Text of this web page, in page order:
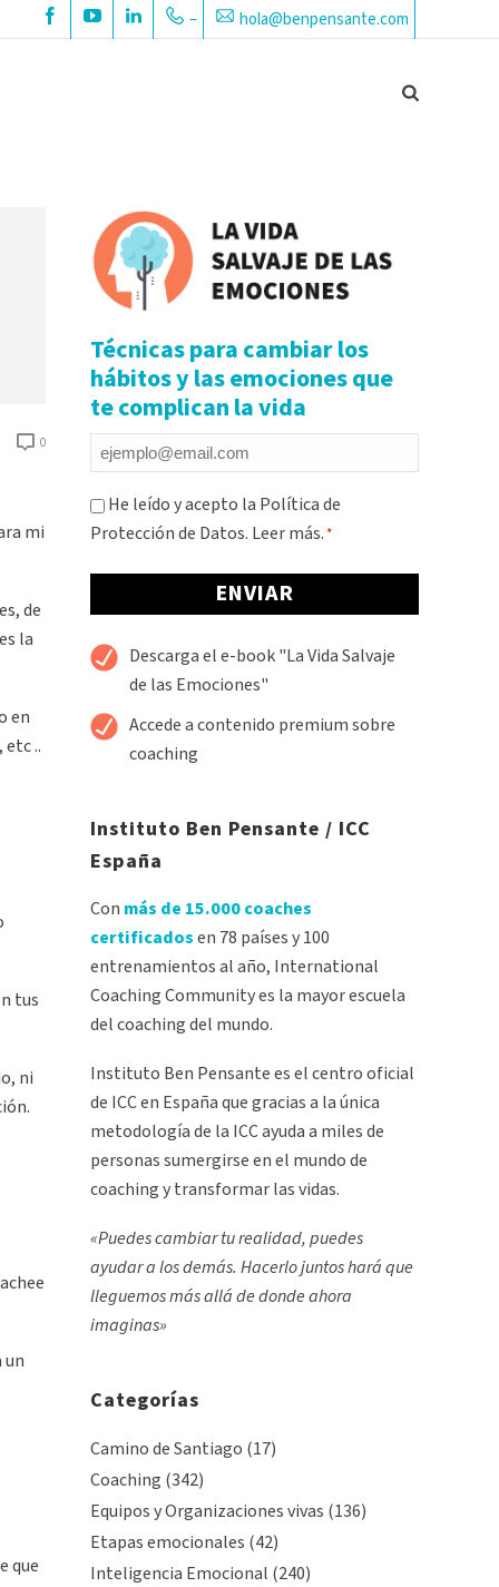
hola@benpensante.com
–
0
mi
de
la
en
..
tus
ni
un
que
Técnicas para cambiar los
hábitos y las emociones que
te complican la vida
Email
*
Consentimiento
*
He leído y acepto la Política de
Protección de Datos. Leer más.*
Alternative:
Descarga el e-book "La Vida Salvaje
de las Emociones"
Accede a contenido premium sobre
coaching
Instituto Ben Pensante / ICC
España
Con más de 15.000 coaches
certificadosen 78 países y 100
entrenamientos al año, International
Coaching Community es la mayor escuela
del coaching del mundo.
Instituto Ben Pensante es el centro oficial
de ICC en España que gracias a la única
metodología de la ICC ayuda a miles de
personas sumergirse en el mundo de
coaching y transformar las vidas.
«Puedes cambiar tu realidad, puedes
ayudar a los demás. Hacerlo juntos hará que
lleguemos más allá de donde ahora
imaginas»
Categorías
Camino de Santiago (17)
Coaching (342)
Equipos y Organizaciones vivas (136)
Etapas emocionales (42)
Inteligencia Emocional (240)